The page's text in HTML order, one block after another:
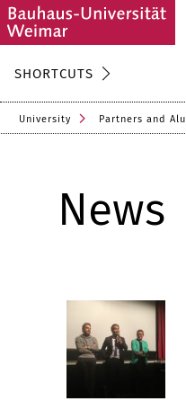
SHORTCUTS
University Partners and
News